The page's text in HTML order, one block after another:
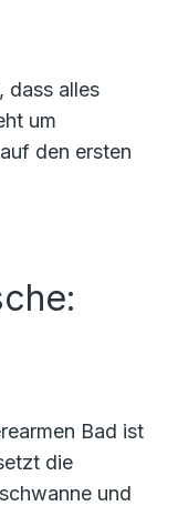
dass alles
um
den ersten
Bad ist
die
und